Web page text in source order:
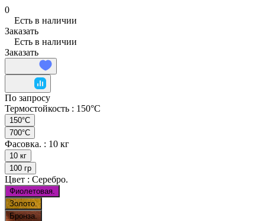
0
Есть в наличии
Заказать
Есть в наличии
Заказать
По запросу
Термостойкость : 150°C
150°C
700°C
Фасовка. : 10 кг
10 кг
100 гр
Цвет : Серебро.
Фиолетовая.
Золото.
Бронза.